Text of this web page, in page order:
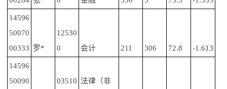
14596
50070
00333 罗*
12530
0
会计 211 306 72.8 -1.613
14596
50090
03510 法律（非